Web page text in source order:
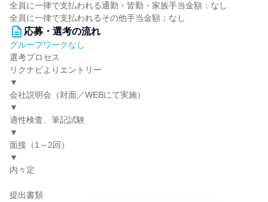
全員に一律で支払われる通勤・皆勤・家族手当金額：なし
全員に一律で支払われるその他手当金額：なし
応募・選考の流れ
グループワークなし
選考プロセス
リクナビよりエントリー
▼
会社説明会（対面／WEBにて実施）
▼
適性検査、筆記試験
▼
面接（1～2回）
▼
内々定
提出書類